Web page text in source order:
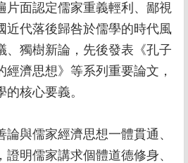
片面認定儒家重義輕利、鄙視
近代落後歸咎於儒學的時代風
、獨樹新論，先後發表《孔子
濟思想》等系列重要論文，
核心要義。
與儒家經濟思想一體貫通、
明儒家講求個體道德修身、